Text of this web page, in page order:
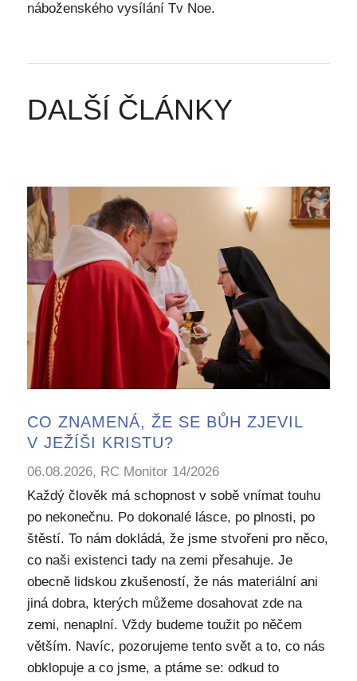
náboženského vysílání Tv Noe.
DALŠÍ ČLÁNKY
CO ZNAMENÁ, ŽE SE BŮH ZJEVIL
V JEŽÍŠI KRISTU?
06.08.2026, RC Monitor 14/2026
Každý člověk má schopnost v sobě vnímat touhu
po nekonečnu. Po dokonalé lásce, po plnosti, po
štěstí. To nám dokládá, že jsme stvořeni pro něco,
co naši existenci tady na zemi přesahuje. Je
obecně lidskou zkušeností, že nás materiální ani
jiná dobra, kterých můžeme dosahovat zde na
zemi, nenaplní. Vždy budeme toužit po něčem
větším. Navíc, pozorujeme tento svět a to, co nás
obklopuje a co jsme, a ptáme se: odkud to